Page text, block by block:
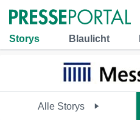
Storys Blaulicht
Alle Storys